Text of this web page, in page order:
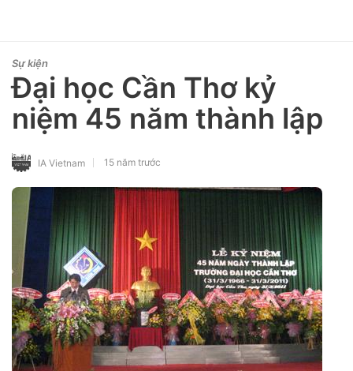
Sự kiện
Đại học Cần Thơ kỷ
niệm 45 năm thành lập
IA Vietnam 15 năm trước